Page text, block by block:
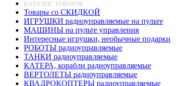
КАТАЛОГ ТОВАРОВ
Товары со СКИДКОЙ
ИГРУШКИ радиоуправляемые на пульте
МАШИНЫ на пульте управления
Интересные игрушки, необычные подарки
РОБОТЫ радиоуправляемые
ТАНКИ радиоуправляемые
КАТЕРА, корабли радиоуправляемые
ВЕРТОЛЕТЫ радиоуправляемые
КВАДРОКОПТЕРЫ радиоуправляемые